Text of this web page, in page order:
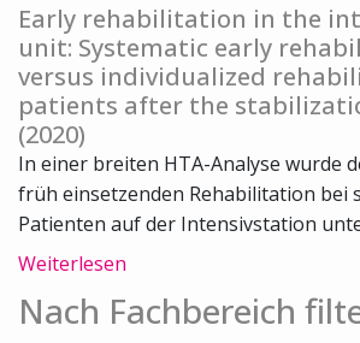
Early rehabilitation in the
unit: Systematic early
versus individualized
patients after the
(2020)
In einer breiten HTA-Analyse wurde
früh einsetzenden Rehabilitation bei
Patienten auf der Intensivstation
Weiterlesen
Nach Fachbereich